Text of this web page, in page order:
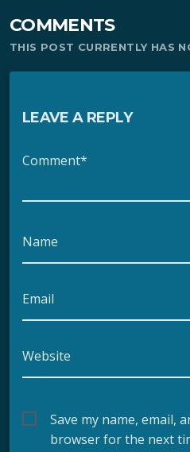
COMMENTS
THIS POST CURRENTLY HAS
LEAVE A REPLY
Comment*
Name
Email
Website
Save my name, email,
browser for the next